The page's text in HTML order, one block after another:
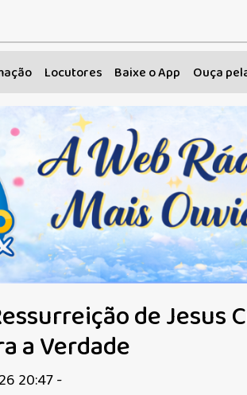
Locutores Baixe o App Ouça
de Jesus
a Verdade
20:47 -